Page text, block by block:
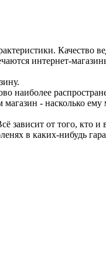
Качество
интернет-
наиболее
магазин - насколько
от того, кто и
в каких-нибудь